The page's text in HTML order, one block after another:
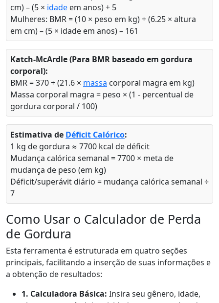
cm) – (5 × idade em anos) + 5
Mulheres: BMR = (10 × peso em kg) + (6.25 × altura
em cm) – (5 × idade em anos) – 161
Katch-McArdle (Para BMR baseado em gordura
corporal):
BMR = 370 + (21.6 × massa corporal magra em kg)
Massa corporal magra = peso × (1 - percentual de
gordura corporal / 100)
Estimativa de Déficit Calórico:
1 kg de gordura ≈ 7700 kcal de déficit
Mudança calórica semanal = 7700 × meta de
mudança de peso (em kg)
Déficit/superávit diário = mudança calórica semanal ÷
7
Como Usar o Calculador de Perda
de Gordura
Esta ferramenta é estruturada em quatro seções
principais, facilitando a inserção de suas informações e
a obtenção de resultados:
1. Calculadora Básica: Insira seu gênero, idade,